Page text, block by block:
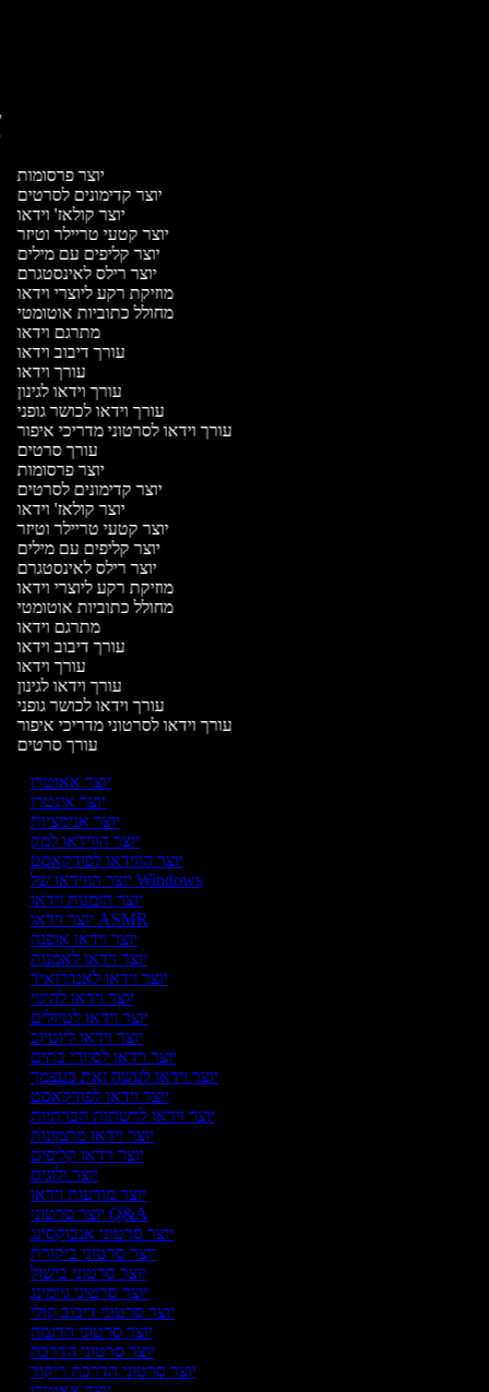
יוצר פרסומות
יוצר קדימונים לסרטים
יוצר קולאז' וידאו
יוצר קטעי טריילר וטיזר
יוצר קליפים עם מילים
יוצר רילס לאינסטגרם
מוזיקת רקע ליוצרי וידאו
מחולל כתוביות אוטומטי
מתרגם וידאו
עורך דיבוב וידאו
עורך וידאו
עורך וידאו לגינון
עורך וידאו לכושר גופני
עורך וידאו לסרטוני מדריכי איפור
עורך סרטים
יוצר פרסומות
יוצר קדימונים לסרטים
יוצר קולאז' וידאו
יוצר קטעי טריילר וטיזר
יוצר קליפים עם מילים
יוצר רילס לאינסטגרם
מוזיקת רקע ליוצרי וידאו
מחולל כתוביות אוטומטי
מתרגם וידאו
עורך דיבוב וידאו
עורך וידאו
עורך וידאו לגינון
עורך וידאו לכושר גופני
עורך וידאו לסרטוני מדריכי איפור
עורך סרטים
יוצר אאוטרו
יוצר אינטרו
יוצר אנימציות
יוצר הווידאו למק
יוצר הווידאו לפודקאסט
יוצר הווידאו של Windows
יוצר הזמנות וידאו
יוצר וידאו ASMR
יוצר וידאו אופנה
יוצר וידאו לאמנות
יוצר וידאו לאנדרואיד
יוצר וידאו להיגוי
יוצר וידאו לטיולים
יוצר וידאו ליוטיוב
יוצר וידאו לסיורי בתים
יוצר וידאו לעשה זאת בעצמך
יוצר וידאו לפודקאסט
יוצר וידאו לרשתות חברתיות
יוצר וידאו מתמונות
יוצר וידאו קליפים
יוצר ולוגים
יוצר מודעות וידאו
יוצר סרטוני Q&A
יוצר סרטוני אנבוקסינג
יוצר סרטוני ביקורת
יוצר סרטוני בישול
יוצר סרטוני גיימינג
יוצר סרטוני דיבוב קולי
יוצר סרטוני הדגמה
יוצר סרטוני הדרכה
יוצר סרטוני הדרכת ריקוד